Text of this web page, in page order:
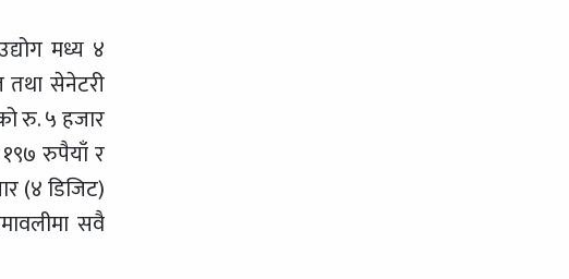
मध्य ४
तथा सेनेटरी
रु. ५ हजार
१९७ रुपैयाँ र
(४ डिजिट)
सवै